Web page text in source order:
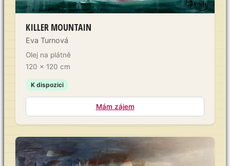
KILLER MOUNTAIN
Eva Turnová
Olej na plátně
120 × 120 cm
K dispozici
Mám zájem